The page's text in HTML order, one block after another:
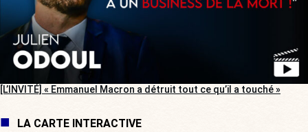
[L’INVITÉ] « Emmanuel Macron a détruit tout ce qu’il a touché »
LA CARTE INTERACTIVE